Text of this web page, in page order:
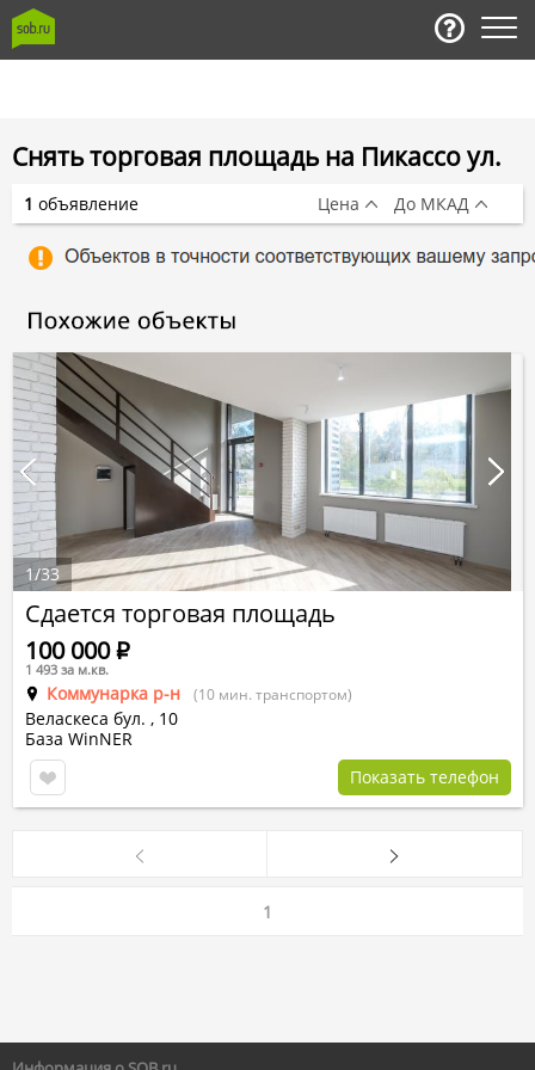
Снять торговая площадь на Пикассо ул.
Сдается торговая площадь
Коммунарка р-н (10 мин. транспортом)
Веласкеса бул. , 10
100 000Р
1 493 за м.кв.
База WinNER
Показать телефон
1/33
1 объявление Цена До МКАД
1